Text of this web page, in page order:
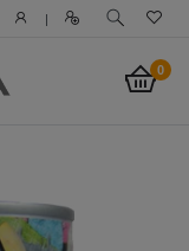
|
0